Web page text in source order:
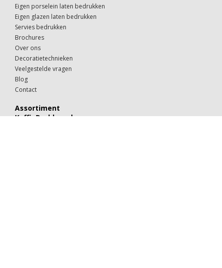
Eigen porselein laten bedrukken
Eigen glazen laten bedrukken
Servies bedrukken
Brochures
Over ons
Decoratietechnieken
Veelgestelde vragen
Blog
Contact
Assortiment
KoffieDrukker.nl